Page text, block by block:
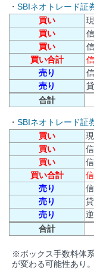
・ SBIネオトレード証
買い
買い
買い
買い合計
売り
売り
合計
・ SBIネオトレード証
買い
買い
買い
買い合計
売り
売り
売り
合計
※ボックス手数料体
が変わる可能性あり